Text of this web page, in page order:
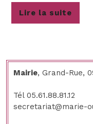
Lire la suite
la
Mairie, Grand-Rue,
Tél 05.61.88.81.12
secretariat@marie-